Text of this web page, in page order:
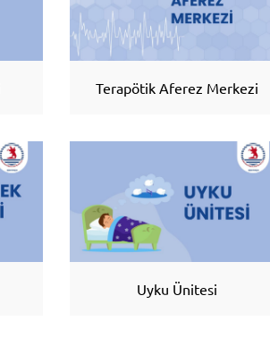
Terapötik Aferez Merkezi
Uyku Ünitesi